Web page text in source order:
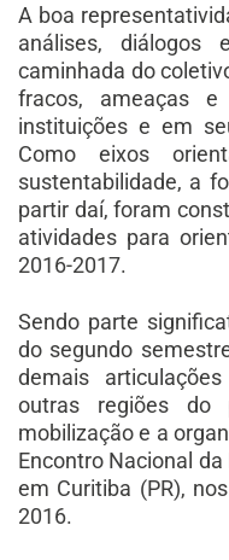
A boa
análises, diálogos
caminhada do
fracos, ameaças
instituições e em
Como eixos
sustentabilidade, a
partir daí, foram
atividades para
2016-2017.
Sendo parte
do segundo
demais
outras regiões do
mobilização e a
Encontro Nacional
em Curitiba (PR),
2016.